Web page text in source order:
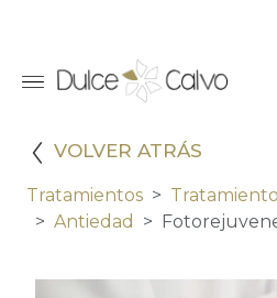
VOLVER ATRÁS
Tratamientos
Antiedad